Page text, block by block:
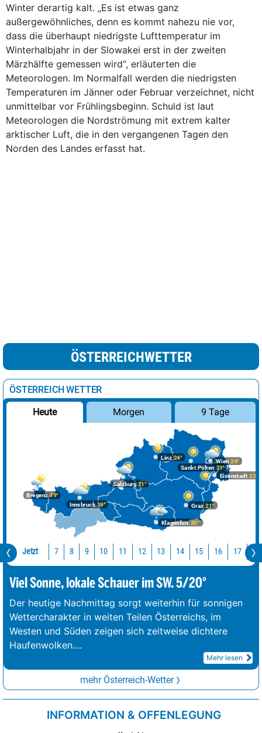
Winter derartig kalt. „Es ist etwas ganz
außergewöhnliches, denn es kommt nahezu nie vor,
dass die überhaupt niedrigste Lufttemperatur im
Winterhalbjahr in der Slowakei erst in der zweiten
Märzhälfte gemessen wird“, erläuterten die
Meteorologen. Im Normalfall werden die niedrigsten
Temperaturen im Jänner oder Februar verzeichnet, nicht
unmittelbar vor Frühlingsbeginn. Schuld ist laut
Meteorologen die Nordströmung mit extrem kalter
arktischer Luft, die in den vergangenen Tagen den
Norden des Landes erfasst hat.
ÖSTERREICHWETTER
ÖSTERREICH WETTER
Heute Morgen 9 Tage
Bregenz19°
Graz21°
Innsbruck19°
Klagenfurt 20°
Linz24°
Salzburg21°
Wien 24°
Eisenstadt 23°
Sankt Pölten 21°
Jetzt 7 8 9 10 11 12 13 14 15 16 17 18
Viel Sonne, lokale Schauer im SW. 5/20°
Der heutige Nachmittag sorgt weiterhin für sonnigen
Wettercharakter in weiten Teilen Österreichs, im
Westen und Süden zeigen sich zeitweise dichtere
Haufenwolken....
Mehr lesen
mehr Österreich-Wetter
INFORMATION & OFFENLEGUNG